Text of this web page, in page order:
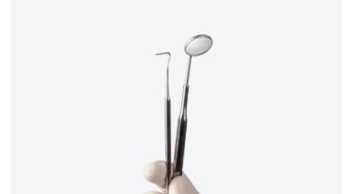
Услуги и цены